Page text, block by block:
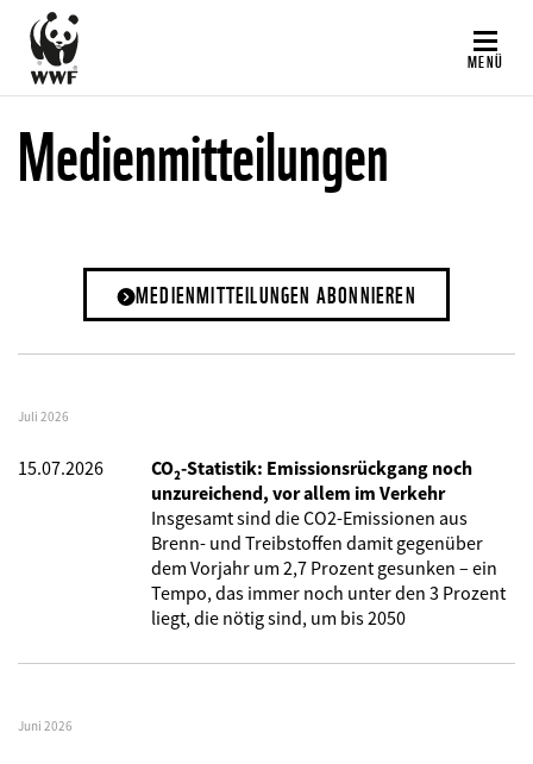
Direkt
zum
Inhalt
MENÜ
Medienmitteilungen
MEDIENMITTEILUNGEN ABONNIEREN
Juli 2026
15.07.2026
CO₂-Statistik: Emissionsrückgang noch
unzureichend, vor allem im Verkehr
Insgesamt sind die CO2-Emissionen aus
Brenn- und Treibstoffen damit gegenüber
dem Vorjahr um 2,7 Prozent gesunken – ein
Tempo, das immer noch unter den 3 Prozent
liegt, die nötig sind, um bis 2050
Juni 2026